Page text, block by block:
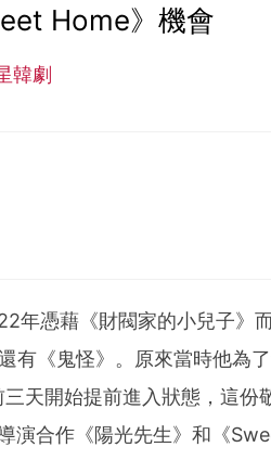
Home》機會
韓劇
年憑藉《財閥家的小兒子》
有《鬼怪》。原來當時他為
天開始提前進入狀態，這份
演合作《陽光先生》和《